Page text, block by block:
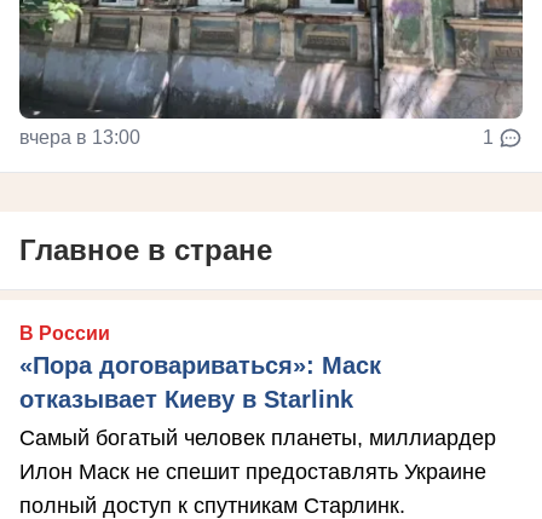
вчера в 13:00 1
Главное в стране
В России
«Пора договариваться»: Маск
отказывает Киеву в Starlink
Самый богатый человек планеты, миллиардер
Илон Маск не спешит предоставлять Украине
полный доступ к спутникам Старлинк.